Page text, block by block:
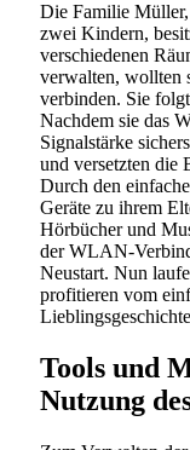
Die Familie Müller,
zwei Kindern,
verschiedenen
verwalten, wollten
verbinden. Sie
Nachdem sie das
Signalstärke
und versetzten die
Durch den
Geräte zu ihrem
Hörbücher und
der WLAN-
Neustart. Nun
profitieren vom
Tools und
Nutzung